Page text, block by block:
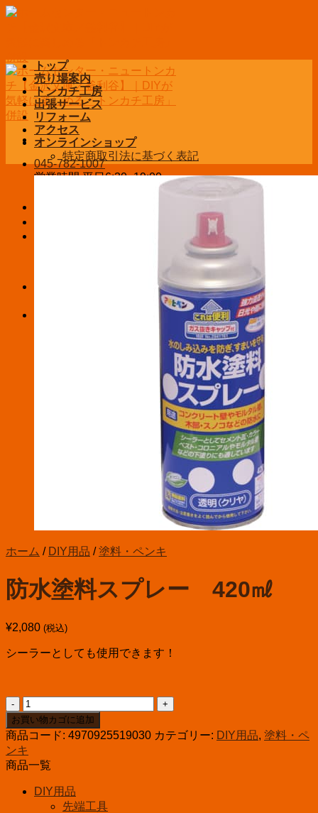
Skip
045-782-1007
営業時間 平日6:30~19:00
お買い物カゴに商品がありません。
お買い物カゴに商品がありません。
トップ
売り場案内
トンカチ工房
出張サービス
リフォーム
アクセス
オンラインショップ
特定商取引法に基づく表記
ホーム / DIY用品 / 塗料・ペンキ
防水塗料スプレー 420㎖
¥2,080 (税込)
シーラーとしても使用できます！
防
水
塗
料
ス
レ
お買い物カゴに追加
商品コード: 4970925519030 カテゴリー: DIY用品, 塗料・ペ
ンキ
商品一覧
DIY用品
先端工具